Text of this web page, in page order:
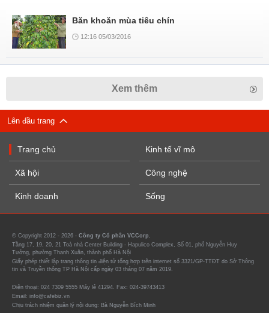
Băn khoăn mùa tiêu chín
12:16 05/03/2016
Xem thêm
Lên đầu trang
Trang chủ
Xã hội
Kinh doanh
Kinh tế vĩ mô
Công nghệ
Sống
© Copyright 2012 - 2026 - Công ty Cổ phần VCCorp.
Tầng 17, 19, 20, 21 Toà nhà Center Building - Hapulico Complex, Số 01, phố Nguyễn Huy
Tưởng, phường Thanh Xuân, thành phố Hà Nội
Giấy phép thiết lập trang thông tin điện tử tổng hợp trên internet số 3321/GP-TTĐT do Sở Thông
tin và Truyền thông TP Hà Nội cấp ngày 03 tháng 07 năm 2019.
Điện thoại: 024 7309 5555 Máy lẻ 41294. Fax: 024-39743413
Email: info@cafebiz.vn
Chịu trách nhiệm quản lý nội dung: Bà Nguyễn Bích Minh